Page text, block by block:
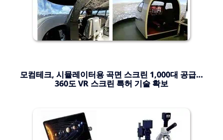
모컴테크, 시뮬레이터용 곡면 스크린 1,000대 공급…
360도 VR 스크린 특허 기술 확보